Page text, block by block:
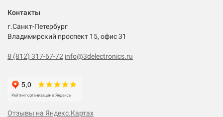
Контакты
г.Санкт-Петербург
Владимирский проспект 15, офис 31
8 (812) 317-67-72 info@3delectronics.ru
Отзывы на Яндекс.Картах